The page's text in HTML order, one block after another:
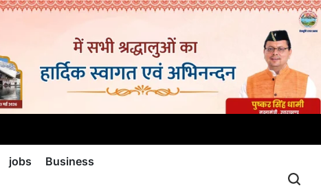
jobs Business